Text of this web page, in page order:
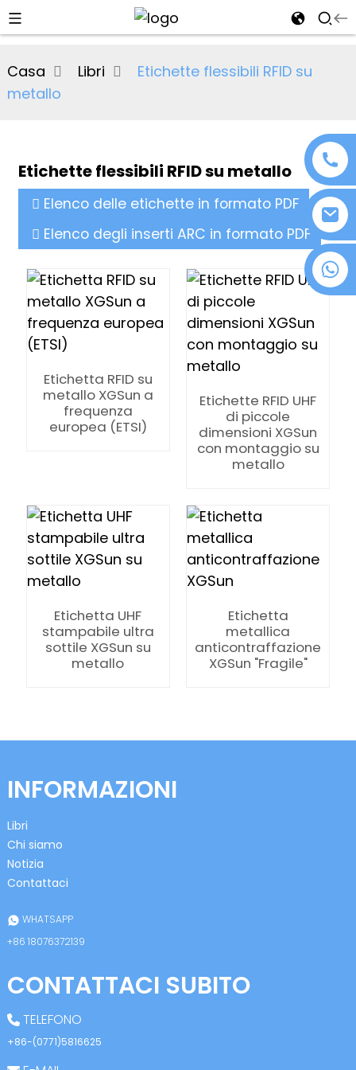
+86 18076372139
Casa Libri
Etichette flessibili RFID su
metallo
Etichette flessibili RFID su metallo
Elenco delle etichette in formato PDF
Elenco degli inserti ARC in formato PDF
Etichetta RFID su
metallo XGSun a
frequenza
europea (ETSI)
Etichette RFID UHF
di piccole
dimensioni XGSun
con montaggio su
metallo
Etichetta UHF
stampabile ultra
sottile XGSun su
metallo
Etichetta
metallica
anticontraffazione
XGSun "Fragile"
INFORMAZIONI
Libri
Chi siamo
Notizia
Contattaci
WHATSAPP
+86 18076372139
CONTATTACI SUBITO
TELEFONO
+86-(0771)5816625